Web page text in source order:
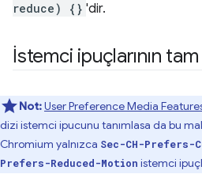
reduce) {} 'dir.
İstemci ipuçlarının
Not:User Preference Media
dizi istemci ipucunu tanımlasa da bu
Chromium yalnızca Sec-CH-Prefers-
Prefers-Reduced-Motion istemci